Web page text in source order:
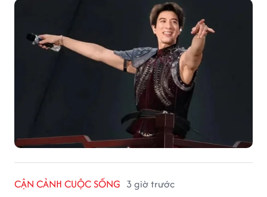
CẬN CẢNH CUỘC SỐNG 3 giờ trước